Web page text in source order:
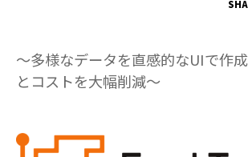
〜多様なデータを直感的なUIで作
とコストを大幅削減〜